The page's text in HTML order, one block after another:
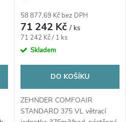
nástěnná, levé provedení,
předehřívací registr
58 877,69 Kč bez DPH
71 242 Kč/ ks
Měrná
cena:
71 242 Kč / 1 ks
Skladem
DO KOŠÍKU
ZEHNDER COMFOAIR
STANDARD 375 VL větrací